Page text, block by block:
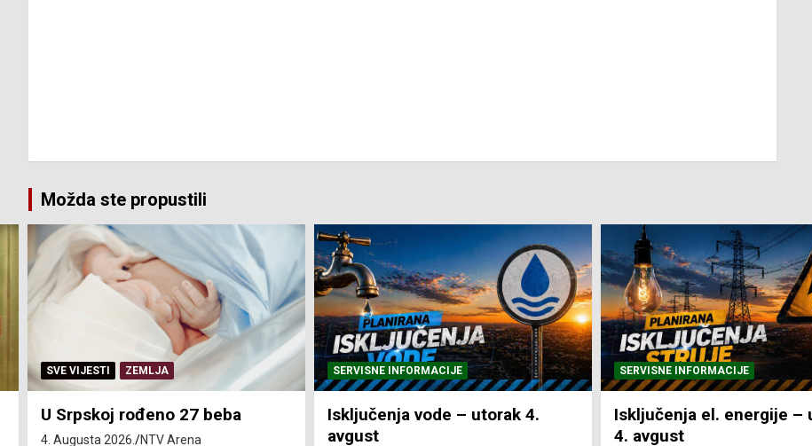
Možda ste propustili
SERVISNE INFORMACIJE
Isključenja vode – utorak 4.
avgust
SERVISNE INFORMACIJE
Isključenja el. energije – utorak
4. avgust
SVE VIJESTI VRIJEME
Pretežno sunčano i vruće
4. Augusta 2026.